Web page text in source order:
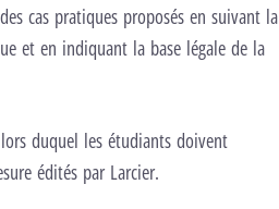
cas pratiques proposés en suivant la
et en indiquant la base légale de la
duquel les étudiants doivent
édités par Larcier.